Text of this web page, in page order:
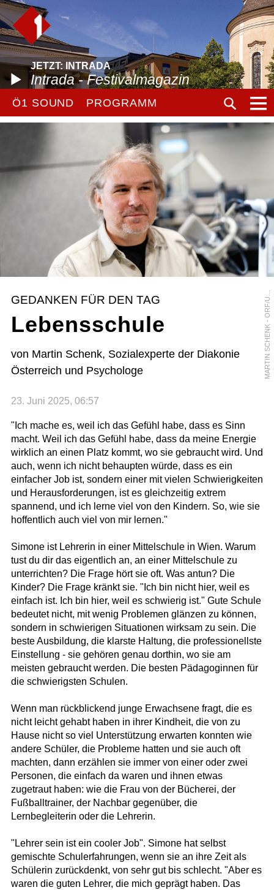
JETZT: INTRADA
Intrada - Festivalmagazin
Ö1 SOUND PROGRAMM
M
A
R
T
I
N
S
C
H
E
N
K
-
O
R
F
/
U
R
S
U
L
A
H
U
M
M
E
L
-
B
E
R
G
E
R
GEDANKEN FÜR DEN TAG
Lebensschule
von Martin Schenk, Sozialexperte der Diakonie
Österreich und Psychologe
23. Juni 2025, 06:57
"Ich mache es, weil ich das Gefühl habe, dass es Sinn
macht. Weil ich das Gefühl habe, dass da meine Energie
wirklich an einen Platz kommt, wo sie gebraucht wird. Und
auch, wenn ich nicht behaupten würde, dass es ein
einfacher Job ist, sondern einer mit vielen Schwierigkeiten
und Herausforderungen, ist es gleichzeitig extrem
spannend, und ich lerne viel von den Kindern. So, wie sie
hoffentlich auch viel von mir lernen."
Simone ist Lehrerin in einer Mittelschule in Wien. Warum
tust du dir das eigentlich an, an einer Mittelschule zu
unterrichten? Die Frage hört sie oft. Was antun? Die
Kinder? Die Frage kränkt sie. "Ich bin nicht hier, weil es
einfach ist. Ich bin hier, weil es schwierig ist." Gute Schule
bedeutet nicht, mit wenig Problemen glänzen zu können,
sondern in schwierigen Situationen wirksam zu sein. Die
beste Ausbildung, die klarste Haltung, die professionellste
Einstellung - sie gehören genau dorthin, wo sie am
meisten gebraucht werden. Die besten Pädagoginnen für
die schwierigsten Schulen.
Wenn man rückblickend junge Erwachsene fragt, die es
nicht leicht gehabt haben in ihrer Kindheit, die von zu
Hause nicht so viel Unterstützung erwarten konnten wie
andere Schüler, die Probleme hatten und sie auch oft
machten, dann erzählen sie immer von einer oder zwei
Personen, die einfach da waren und ihnen etwas
zugetraut haben: wie die Frau von der Bücherei, der
Fußballtrainer, der Nachbar gegenüber, die
Lernbegleiterin oder die Lehrerin.
"Lehrer sein ist ein cooler Job". Simone hat selbst
gemischte Schulerfahrungen, wenn sie an ihre Zeit als
Schülerin zurückdenkt, von sehr gut bis schlecht. "Aber es
waren die guten Lehrer, die mich geprägt haben. Das